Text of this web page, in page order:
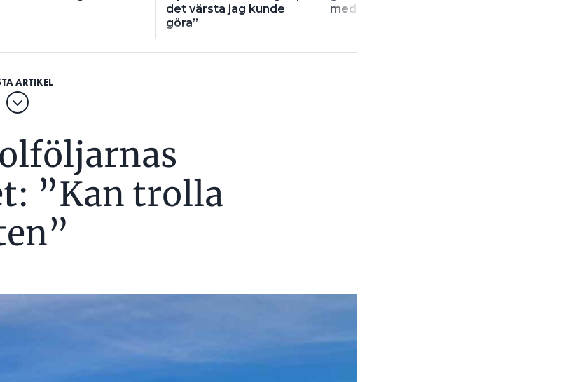
det värsta jag kunde
göra”
med flexslang”
”Kan trolla